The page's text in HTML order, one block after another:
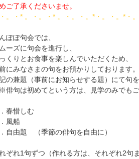
ご了承くださいませ。
。・* 。・。・* 。・。・。*・。・。*・
ぽぽ句会では、
ーズに句会を進行し、
くりとお食事を楽しんでいただくため、
にみなさまの句をお預かりしております。
の兼題（事前にお知らせする題）にて句
※俳句は初めてという方は、見学のみでも
春惜しむ
風船
自由題 （季節の俳句を自由に）
ぞれ1句ずつ（作れる方は、それぞれ2句